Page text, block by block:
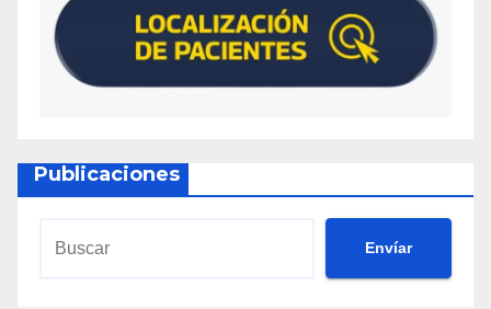
Publicaciones
Envíar